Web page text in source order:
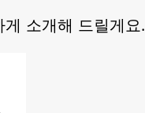
소개해 드릴게요.